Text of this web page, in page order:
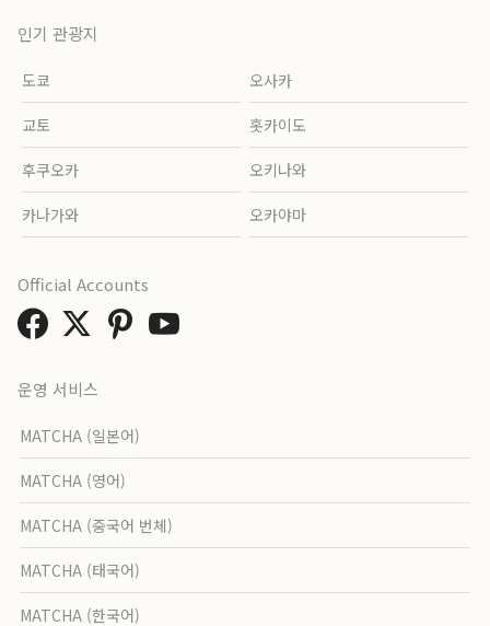
인기 관광지
도쿄 오사카
교토 홋카이도
후쿠오카 오키나와
카나가와 오카야마
운영 서비스
MATCHA (일본어)
MATCHA (영어)
MATCHA (중국어 번체)
MATCHA (태국어)
MATCHA (한국어)
Official Accounts